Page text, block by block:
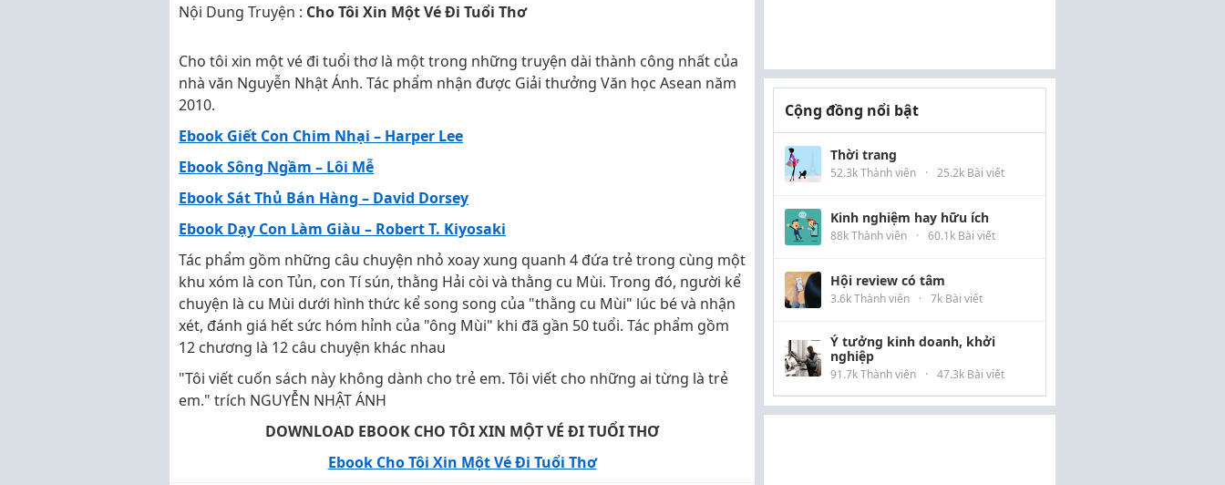
Nội Dung Truyện : Cho Tôi Xin Một Vé Đi Tuổi Thơ
Cho tôi xin một vé đi tuổi thơ là một trong những truyện dài thành công nhất của
nhà văn Nguyễn Nhật Ánh. Tác phẩm nhận được Giải thưởng Văn học Asean năm
2010.
Ebook Giết Con Chim Nhại – Harper Lee
Ebook Sông Ngầm – Lôi Mễ
Ebook Sát Thủ Bán Hàng – David Dorsey
Ebook Dạy Con Làm Giàu – Robert T. Kiyosaki
Tác phẩm gồm những câu chuyện nhỏ xoay xung quanh 4 đứa trẻ trong cùng một
khu xóm là con Tủn, con Tí sún, thằng Hải còi và thằng cu Mùi. Trong đó, người kể
chuyện là cu Mùi dưới hình thức kể song song của "thằng cu Mùi" lúc bé và nhận
xét, đánh giá hết sức hóm hỉnh của "ông Mùi" khi đã gần 50 tuổi. Tác phẩm gồm
12 chương là 12 câu chuyện khác nhau
"Tôi viết cuốn sách này không dành cho trẻ em. Tôi viết cho những ai từng là trẻ
em." trích NGUYỄN NHẬT ÁNH
DOWNLOAD EBOOK CHO TÔI XIN MỘT VÉ ĐI TUỔI THƠ
Ebook Cho Tôi Xin Một Vé Đi Tuổi Thơ
Cộng đồng nổi bật
Thời trang
52.3k Thành viên · 25.2k Bài viết
Kinh nghiệm hay hữu ích
88k Thành viên · 60.1k Bài viết
Hội review có tâm
3.6k Thành viên · 7k Bài viết
Ý tưởng kinh doanh, khởi
nghiệp
91.7k Thành viên · 47.3k Bài viết